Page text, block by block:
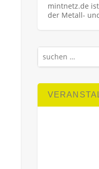
mintnetz.de
der Metall-